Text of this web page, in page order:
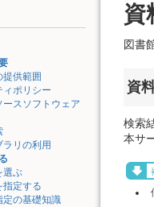
供範囲
ィポリシー
ースソフトウェア
ラリの利用
選ぶ
指定する
定の基礎知識
資
図書
資
検索
本サ